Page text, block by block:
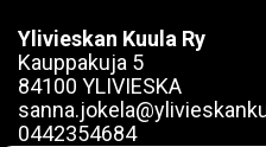
Ylivieskan Kuula Ry
Kauppakuja 5
84100 YLIVIESKA
0442354684